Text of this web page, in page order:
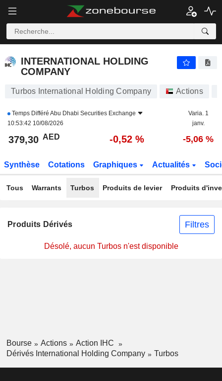
INTERNATIONAL HOLDING
COMPANY
Turbos International Holding Company Actions
Temps Différé Abu Dhabi Securities Exchange
10:53:42 10/08/2026
Varia. 1
janv.
379,30 AED -0,52 % -5,06 %
Synthèse Cotations Graphiques Actualités
Tous Warrants Turbos Produits de levier Produits
Produits Dérivés Filtres
Désolé, aucun Turbos n'est disponible
Bourse Actions
Action IHC
Dérivés International Holding Company
Turbos